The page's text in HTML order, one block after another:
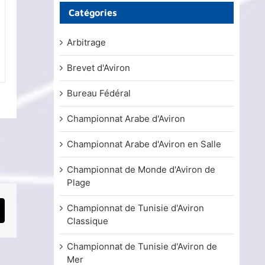
Catégories
Arbitrage
Brevet d'Aviron
Bureau Fédéral
Championnat Arabe d'Aviron
Championnat Arabe d'Aviron en Salle
Championnat de Monde d'Aviron de
Plage
Championnat de Tunisie d'Aviron
Classique
Championnat de Tunisie d'Aviron de
Mer